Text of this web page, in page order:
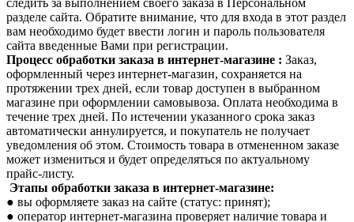
разделе сайта. Обратите внимание, что для входа в этот раздел
вам необходимо будет ввести логин и пароль пользователя
сайта введенные Вами при регистрации.
Процесс обработки заказа в интернет-магазине : Заказ,
оформленный через интернет-магазин, сохраняется на
протяжении трех дней, если товар доступен в выбранном
магазине при оформлении самовывоза. Оплата необходима в
течение трех дней. По истечении указанного срока заказ
автоматически аннулируется, и покупатель не получает
уведомления об этом. Стоимость товара в отмененном заказе
может измениться и будет определяться по актуальному
прайс-листу.
Этапы обработки заказа в интернет-магазине:
● вы оформляете заказ на сайте (статус: принят);
● оператор интернет-магазина проверяет наличие товара и